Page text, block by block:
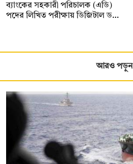
ব্যাংকের সহকারী পরিচালক (এডি)
পদের লিখিত পরীক্ষায় ডিজিটাল ড…
আরও পড়ুন